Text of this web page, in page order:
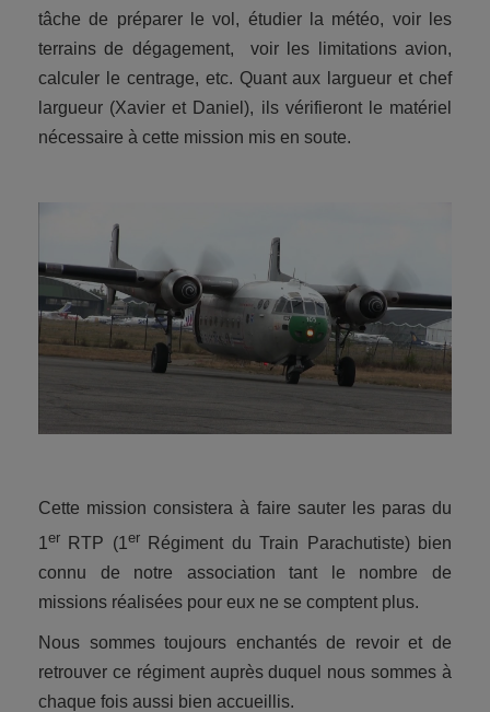
tâche de préparer le vol, étudier la météo, voir les
terrains de dégagement, voir les limitations avion,
calculer le centrage, etc. Quant aux largueur et chef
largueur (Xavier et Daniel), ils vérifieront le matériel
nécessaire à cette mission mis en soute.
Cette mission consistera à faire sauter les paras du
1 er RTP (1 er Régiment du Train Parachutiste) bien
connu de notre association tant le nombre de
missions réalisées pour eux ne se comptent plus.
Nous sommes toujours enchantés de revoir et de
retrouver ce régiment auprès duquel nous sommes à
chaque fois aussi bien accueillis.